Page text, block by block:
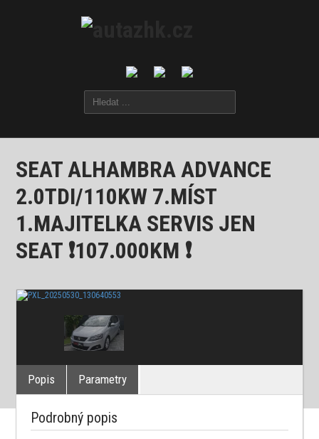
SEAT ALHAMBRA ADVANCE
2.0TDI/110KW 7.MÍST
1.MAJITELKA SERVIS JEN
SEAT ❗107.000KM ❗
Popis Parametry
Podrobný popis